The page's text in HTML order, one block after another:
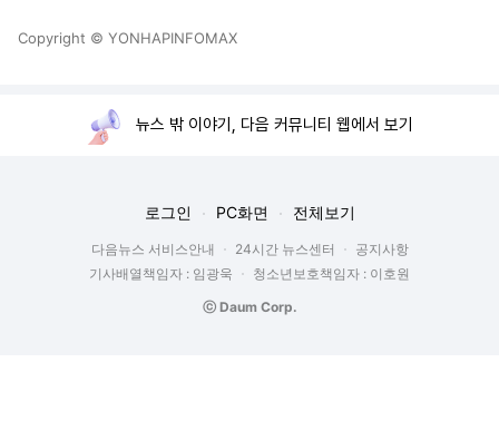
Copyright © YONHAPINFOMAX
뉴스 밖 이야기, 다음 커뮤니티 웹에서 보기
로그인 PC화면 전체보기
다음뉴스 서비스안내 24시간 뉴스센터
공지사항
기사배열책임자 : 임광욱
청소년보호책임자 : 이호원
ⓒ Daum Corp.